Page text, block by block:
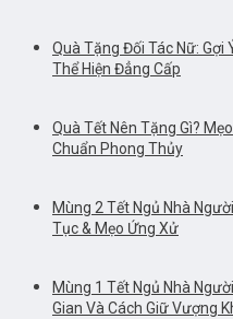
Quà Tặng Đối Tác Nữ: Gợi
Thể Hiện Đẳng Cấp
Quà Tết Nên Tặng Gì?
Chuẩn Phong Thủy
Mùng 2 Tết Ngủ Nhà
Tục & Mẹo Ứng Xử
Mùng 1 Tết Ngủ Nhà
Gian Và Cách Giữ Vượng